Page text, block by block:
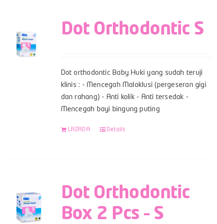
Dot Orthodontic S
Dot orthodontic Baby Huki yang sudah teruji
klinis : - Mencegah Maloklusi (pergeseran gigi
dan rahang) - Anti kolik - Anti tersedak -
Mencegah bayi bingung puting
LAZADA Details
Dot Orthodontic
Box 2 Pcs – S